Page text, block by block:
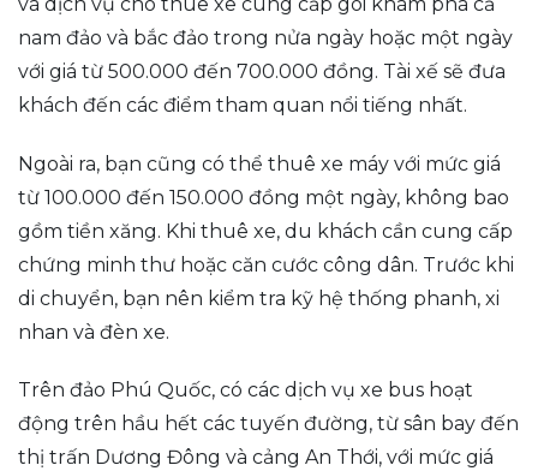
nam đảo và bắc đảo trong nửa ngày hoặc một ngày
với giá từ 500.000 đến 700.000 đồng. Tài xế sẽ đưa
khách đến các điểm tham quan nổi tiếng nhất.
Ngoài ra, bạn cũng có thể thuê xe máy với mức giá
từ 100.000 đến 150.000 đồng một ngày, không bao
gồm tiền xăng. Khi thuê xe, du khách cần cung cấp
chứng minh thư hoặc căn cước công dân. Trước khi
di chuyển, bạn nên kiểm tra kỹ hệ thống phanh, xi
nhan và đèn xe.
Trên đảo Phú Quốc, có các dịch vụ xe bus hoạt
động trên hầu hết các tuyến đường, từ sân bay đến
thị trấn Dương Đông và cảng An Thới, với mức giá